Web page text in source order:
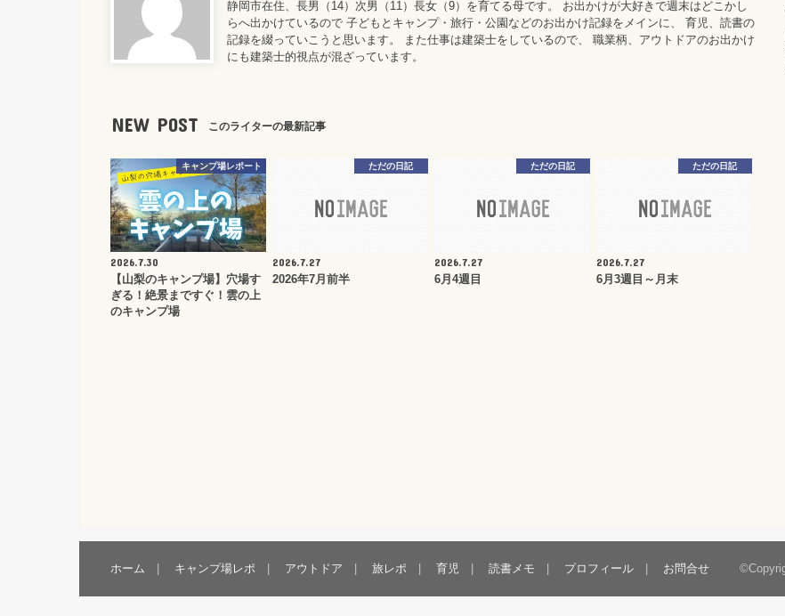
静岡市在住、長男（14）次男（11）長女（9）を育てる母です。 お出かけが大好きで週末はどこかし
らへ出かけているので 子どもとキャンプ・旅行・公園などのお出かけ記録をメインに、 育児、読書の
記録を綴っていこうと思います。 また仕事は建築士をしているので、 職業柄、アウトドアのお出かけ
にも建築士的視点が混ざっています。
NEW POST このライターの最新記事
キャンプ場レポート
2026.7.30
【山梨のキャンプ場】穴場す
ぎる！絶景まですぐ！雲の上
のキャンプ場
ただの日記
2026.7.27
2026年7月前半
ただの日記
2026.7.27
6月4週目
ただの日記
2026.7.27
6月3週目～月末
ホーム キャンプ場レポ アウトドア 旅レポ 育児 読書メモ プロフィール お問合せ